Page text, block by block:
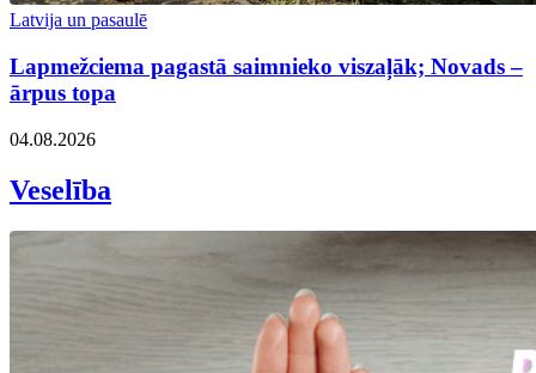
Latvija un pasaulē
Lapmežciema pagastā saimnieko viszaļāk; Novads –
ārpus topa
04.08.2026
Veselība